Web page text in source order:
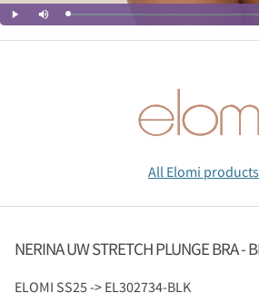
All Elomi products
NERINA UW STRETCH PLUNGE BRA -
ELOMI SS25 -> EL302734-BLK